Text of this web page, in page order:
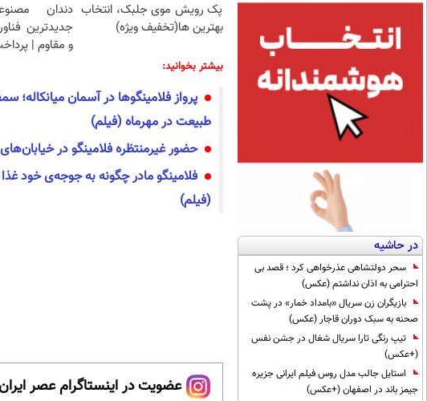
در حاشیه
سحر دولتشاهی عذرخواهی کرد ؛ قصد بی
احترامی به اذان نداشتم (عکس)
بازیگران زن سریال «بامداد خمار» در پشت
صحنه به سبک دوران قاجار (عکس)
تیپ رنگی تارا سریال شغال در جشن نفس
(+عکس)
استایل جالب مدل روس فیلم ایرانی جزیره
جیمز باند در اصفهان (+عکس)
پک رویش موی جلبک، انتخاب
بهترین ها(تخفیف ویژه)
دندان
جدیدترین
و مقاوم |
بیشتر بخوانید:
پرواز فلامینگو‌ها در آسمان میانکاله؛
طبیعت در مهرماه (فیلم)
حضور غیرمنتظره فلامینگو در
فلامینگو مادر چگونه به جوجه‌ی خود
(فیلم)
عضویت در اینستاگرام عصر